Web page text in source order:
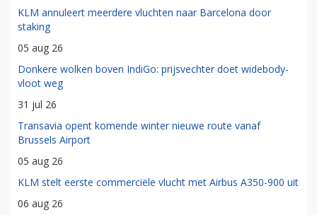
KLM annuleert meerdere vluchten naar Barcelona door
staking
05 aug 26
Donkere wolken boven IndiGo: prijsvechter doet widebody-
vloot weg
31 jul 26
Transavia opent komende winter nieuwe route vanaf
Brussels Airport
05 aug 26
KLM stelt eerste commerciële vlucht met Airbus A350-900 uit
06 aug 26